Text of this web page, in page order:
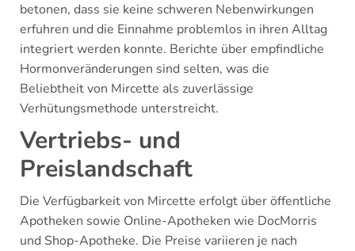
betonen, dass sie keine schweren Nebenwirkungen
erfuhren und die Einnahme problemlos in ihren Alltag
integriert werden konnte. Berichte über empfindliche
Hormonveränderungen sind selten, was die
Beliebtheit von Mircette als zuverlässige
Verhütungsmethode unterstreicht.
Vertriebs- und
Preislandschaft
Die Verfügbarkeit von Mircette erfolgt über öffentliche
Apotheken sowie Online-Apotheken wie DocMorris
und Shop-Apotheke. Die Preise variieren je nach